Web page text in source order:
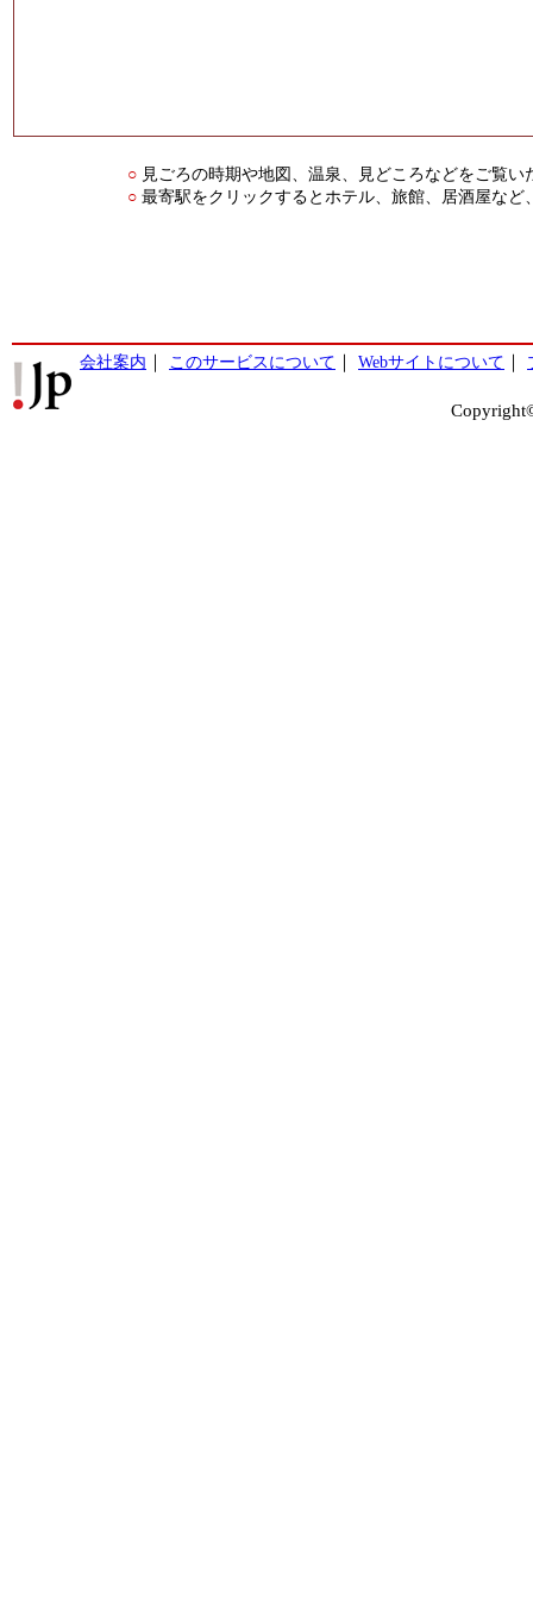
○ 見ごろの時期や地図、温泉、見どころなどをご覧い
○ 最寄駅をクリックするとホテル、旅館、居酒屋な
会社案内 このサービスについて Webサイトについて